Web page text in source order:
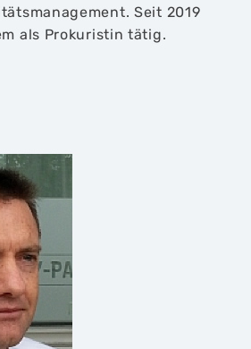
Seit 2019
als Prokuristin tätig.